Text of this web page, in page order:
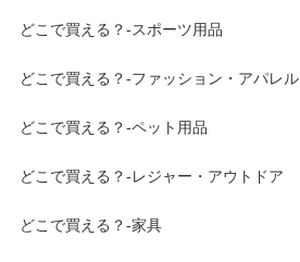
どこで買える？-スポーツ用品
どこで買える？-ファッション・アパレル
どこで買える？-ペット用品
どこで買える？-レジャー・アウトドア
どこで買える？-家具